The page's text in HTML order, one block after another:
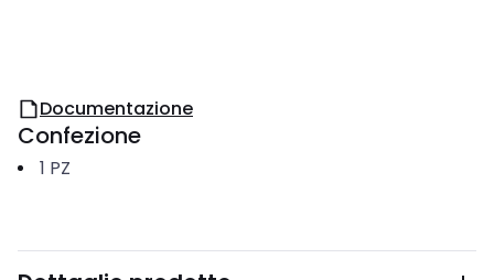
Documentazione
Confezione
1 PZ